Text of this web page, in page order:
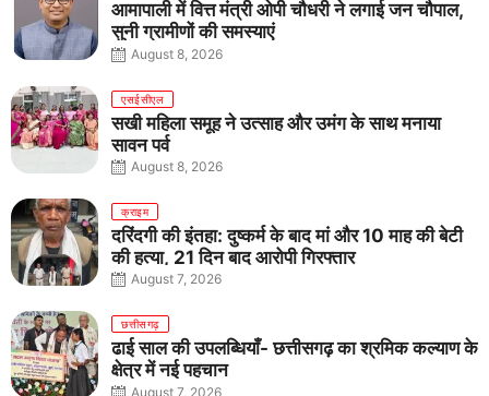
आमापाली में वित्त मंत्री ओपी चौधरी ने लगाई जन चौपाल,
सुनी ग्रामीणों की समस्याएं
August 8, 2026
एसईसीएल
सखी महिला समूह ने उत्साह और उमंग के साथ मनाया
सावन पर्व
August 8, 2026
क्राइम
दरिंदगी की इंतहा: दुष्कर्म के बाद मां और 10 माह की बेटी
की हत्या, 21 दिन बाद आरोपी गिरफ्तार
August 7, 2026
छत्तीसगढ़
ढाई साल की उपलब्धियाँ- छत्तीसगढ़ का श्रमिक कल्याण के
क्षेत्र में नई पहचान
August 7, 2026